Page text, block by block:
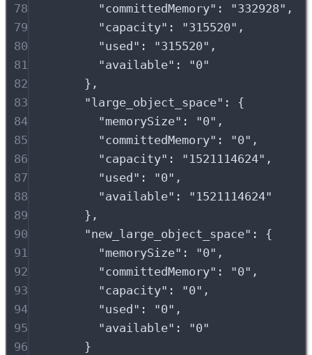
78 "committedMemory" : "332928" ,
79
"capacity" : "315520" ,
80
"used " : "315520" ,
81
"available" : "0"
82
},
83
"large_object_space" :
{
84
"memorySize" : "0" ,
85
"committedMemory" : "0" ,
86
"capacity" : " 1521114624" ,
87
"used " : "0" ,
88
"available" : " 1521114624"
89
},
90
"new_large_object_space" :
{
91
"memorySize" : "0" ,
92
"committedMemory" : "0" ,
93
"capacity" : "0" ,
94
"used " : "0" ,
95
"available" : "0"
96
}